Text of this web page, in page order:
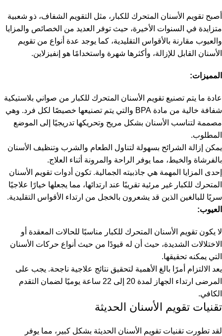
أصبح تقويم الأسنان المتحرك للكبار، مثل التقويم الشفاف، ذو شعبية
متزايدة في السنوات الأخيرة، حيث توفر العديد من الخصائص والمزايا
والعيوب مقارنة بالأقواس التقليدية، كما يوجد عدة أنواع من تقويم
الأسنان القابل للإزالة، وأكثرها شهرة واستخدامًا هو إنفيزلاين.
المميزات:
عادة ما يتم تصنيع تقويم الأسنان المتحرك للكبار من صواني بلاستيكية
شفافة خالية من مادة BPA والتي يتم تصنيعها خصيصًا لكل فرد. وهي
مصممة لتناسب الأسنان بشكل مريح وتحريكها تدريجيًا إلى الموضع
المطلوب.
يمكن إزالة الشرائح بسهولة لتناول الطعام والشرب وتنظيف الأسنان
بالفرشاة والخيط، مما يوفر الراحة والمرونة أثناء العلاج.
إحدى المزايا المهمة هي جاذبيته الجمالية. تكون أدوات تقويم الأسنان
المتحرك للكبار غير مرئية تقريبًا عند ارتدائها، مما يجعلها خيارًا علاجيًا
سريًا للبالغين الذين قد يشعرون بالخجل من ارتداء الأقواس التقليدية.
العيوب:
لا يكون تقويم الأسنان المتحرك للكبار مناسبًا للحالات المعقدة أو
الاختلالات الشديدة، حيث أن له قيودًا من حيث أنواع حركات الأسنان
التي يمكنه تحقيقها.
يعد الالتزام أمرًا بالغ الأهمية لتحقيق نتائج علاجية ناجحة. يجب على
المرضى ارتداء الجهاز لمدة 20 إلى 22 ساعة يوميًا لضمان التقدم
الكافي.
تقنيات تقويم الأسنان الحديثة
لقد تطورت تقنيات تقويم الأسنان الحديثة بشكل كبير، مما يوفر